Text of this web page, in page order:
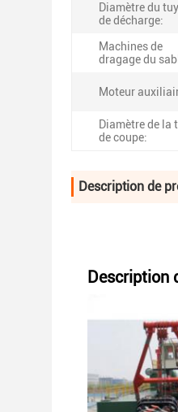
Diamètre du
de décharge:
Machines de
dragage du
Moteur
Diamètre de la
de coupe:
Description de
Description